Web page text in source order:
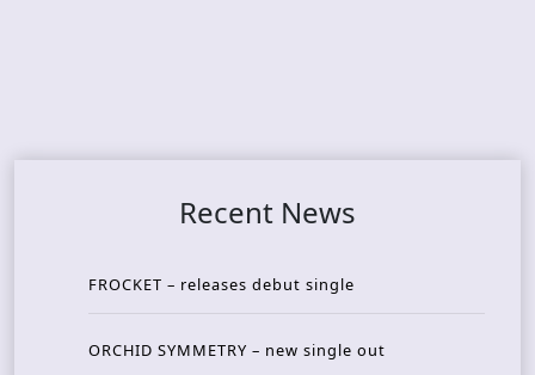
Recent News
FROCKET – releases debut single
ORCHID SYMMETRY – new single out